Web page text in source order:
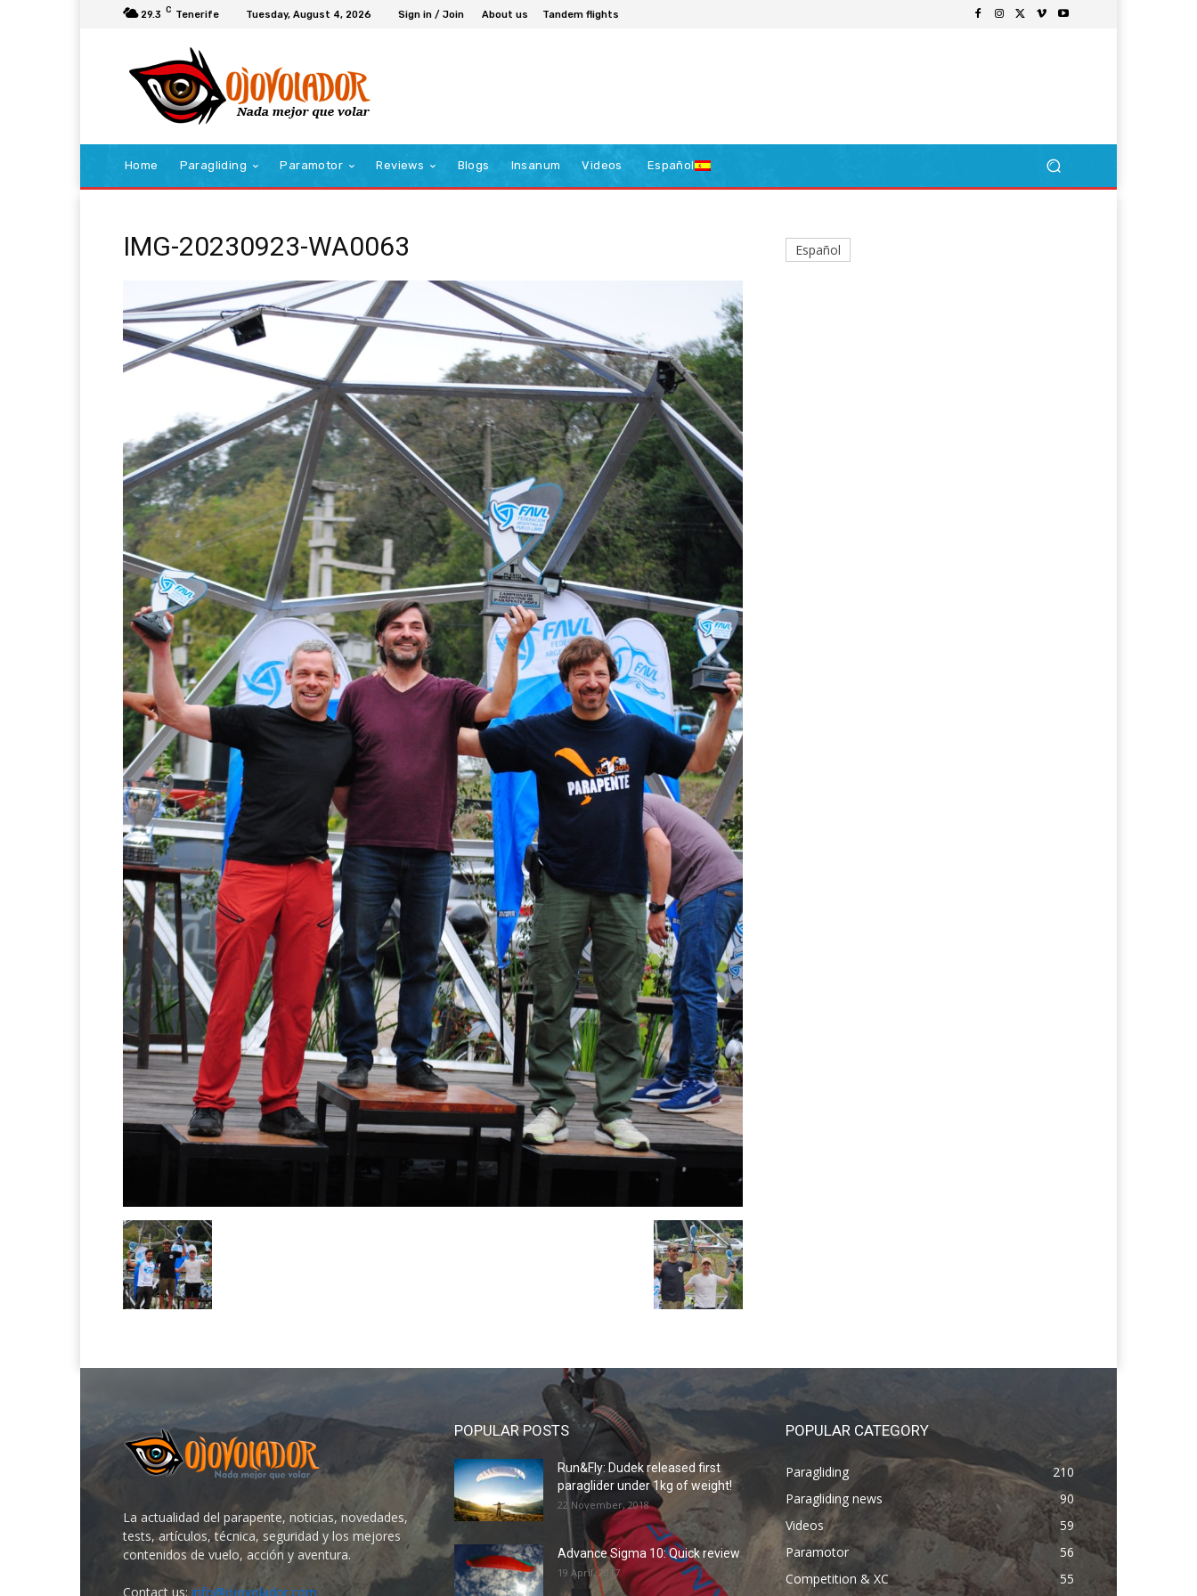
29.3 C Tenerife Tuesday, August 4, 2026 Sign in / Join About us Tandem flights
Home Paragliding Paramotor Reviews Blogs Insanum Videos Español
IMG-20230923-WA0063 Español
La actualidad del parapente, noticias, novedades,
tests, artículos, técnica, seguridad y los mejores
contenidos de vuelo, acción y aventura.
Contact us: info@ojovolador.com
POPULAR POSTS
Run&Fly: Dudek released first
paraglider under 1kg of weight!
22 November, 2018
Advance Sigma 10: Quick review
19 April, 2017
POPULAR CATEGORY
Paragliding
210
Paragliding news
90
Videos
59
Paramotor
56
Competition & XC
55